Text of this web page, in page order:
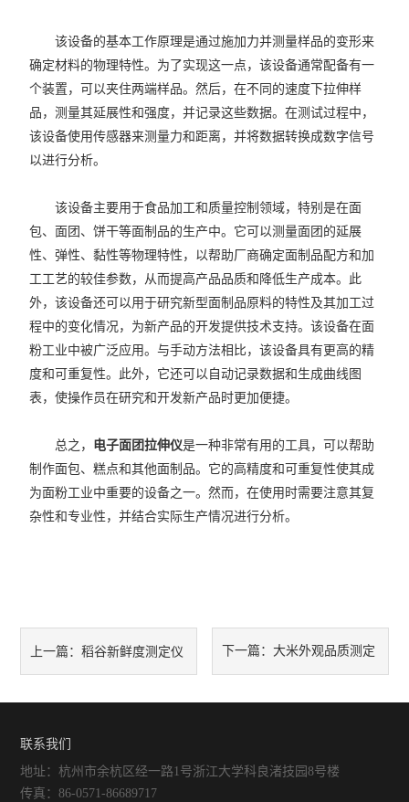
该设备的基本工作原理是通过施加力并测量样品的变形来
确定材料的物理特性。为了实现这一点，该设备通常配备有一
个装置，可以夹住两端样品。然后，在不同的速度下拉伸样
品，测量其延展性和强度，并记录这些数据。在测试过程中，
该设备使用传感器来测量力和距离，并将数据转换成数字信号
以进行分析。
该设备主要用于食品加工和质量控制领域，特别是在面
包、面团、饼干等面制品的生产中。它可以测量面团的延展
性、弹性、黏性等物理特性，以帮助厂商确定面制品配方和加
工工艺的较佳参数，从而提高产品品质和降低生产成本。此
外，该设备还可以用于研究新型面制品原料的特性及其加工过
程中的变化情况，为新产品的开发提供技术支持。该设备在面
粉工业中被广泛应用。与手动方法相比，该设备具有更高的精
度和可重复性。此外，它还可以自动记录数据和生成曲线图
表，使操作员在研究和开发新产品时更加便捷。
总之， 电子面团拉伸仪是一种非常有用的工具，可以帮助
制作面包、糕点和其他面制品。它的高精度和可重复性使其成
为面粉工业中重要的设备之一。然而，在使用时需要注意其复
杂性和专业性，并结合实际生产情况进行分析。
上一篇：稻谷新鲜度测定仪
差？
下一篇： 大米外观品质测定
联系我们
地址：杭州市余杭区经一路1号浙江大学科良渚技园8号楼
传真：86-0571-86689717